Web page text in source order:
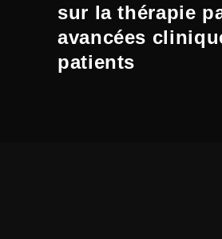
sur la thérapie
avancées
patients